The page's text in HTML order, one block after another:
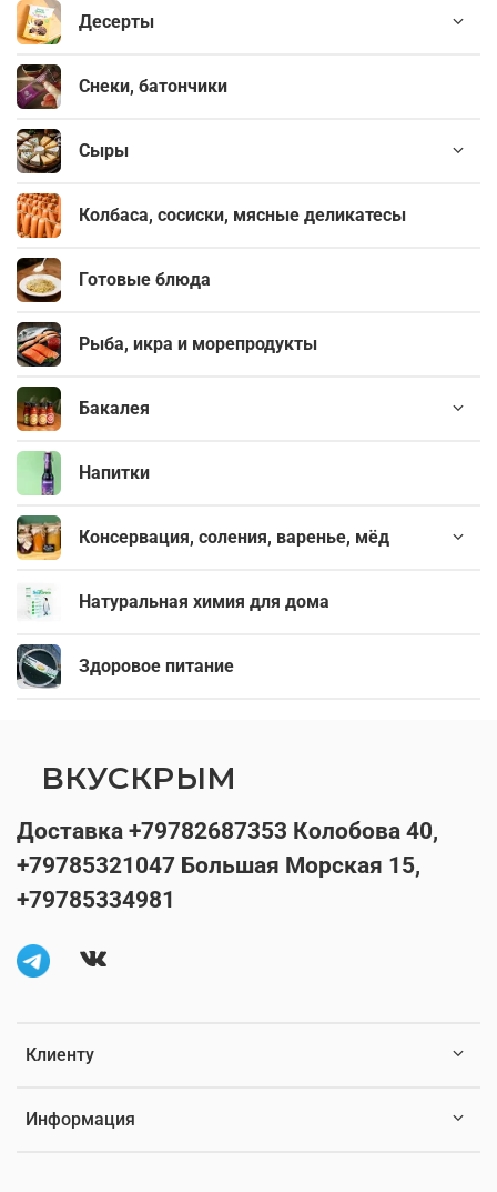
Десерты
Снеки, батончики
Сыры
Колбаса, сосиски, мясные деликатесы
Готовые блюда
Рыба, икра и морепродукты
Бакалея
Напитки
Консервация, соления, варенье, мёд
Натуральная химия для дома
Здоровое питание
Клиенту
Информация
Доставка +79782687353 Колобова 40,
+79785321047 Большая Морская 15,
+79785334981
ВКУСКРЫМ